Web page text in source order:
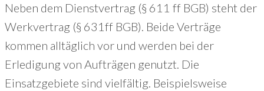
Neben dem Dienstvertrag (§ 611 ff BGB) steht der
Werkvertrag (§ 631ff BGB). Beide Verträge
kommen alltäglich vor und werden bei der
Erledigung von Aufträgen genutzt. Die
Einsatzgebiete sind vielfältig. Beispielsweise